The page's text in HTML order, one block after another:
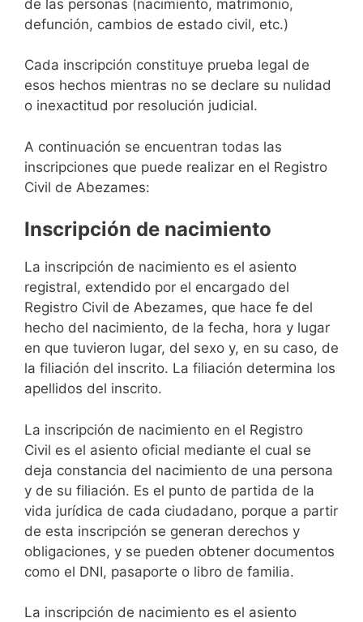
de las personas (nacimiento, matrimonio,
defunción, cambios de estado civil, etc.)
Cada inscripción constituye prueba legal de
esos hechos mientras no se declare su nulidad
o inexactitud por resolución judicial.
A continuación se encuentran todas las
inscripciones que puede realizar en el Registro
Civil de Abezames:
Inscripción de nacimiento
La inscripción de nacimiento es el asiento
registral, extendido por el encargado del
Registro Civil de Abezames, que hace fe del
hecho del nacimiento, de la fecha, hora y lugar
en que tuvieron lugar, del sexo y, en su caso, de
la filiación del inscrito. La filiación determina los
apellidos del inscrito.
La inscripción de nacimiento en el Registro
Civil es el asiento oficial mediante el cual se
deja constancia del nacimiento de una persona
y de su filiación. Es el punto de partida de la
vida jurídica de cada ciudadano, porque a partir
de esta inscripción se generan derechos y
obligaciones, y se pueden obtener documentos
como el DNI, pasaporte o libro de familia.
La inscripción de nacimiento es el asiento